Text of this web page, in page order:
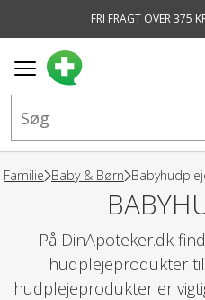
FRI FRAGT OVER 375
Familie Baby & Børn
På DinApoteker.dk
hudplejeprodukter
hudplejeprodukter er